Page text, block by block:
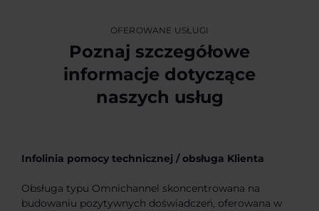
OFEROWANE USŁUGI
Poznaj szczegółowe
informacje dotyczące
naszych usług
Infolinia pomocy technicznej / obsługa Klienta
Obsługa typu Omnichannel skoncentrowana na
budowaniu pozytywnych doświadczeń, oferowana w